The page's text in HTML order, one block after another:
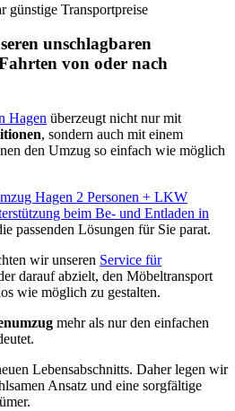
günstige Transportpreise
unschlagbaren
von oder nach
Hagen überzeugt nicht nur mit
, sondern auch mit einem
den Umzug so einfach wie möglich
Hagen 2 Personen + LKW
beim Be- und Entladen in
passenden Lösungen für Sie parat.
wir unseren Service für
darauf abzielt, den Möbeltransport
wie möglich zu gestalten.
mehr als nur den einfachen
Lebensabschnitts. Daher legen wir
Ansatz und eine sorgfältige